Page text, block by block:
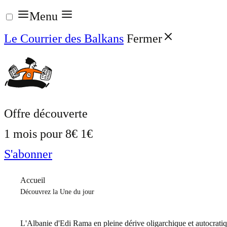
Aller
au
contenu
Menu
Le Courrier des Balkans Fermer
Offre découverte
1 mois pour 8€ 1€
S'abonner
Accueil
Découvrez la Une du jour
L'Albanie d'Edi Rama en pleine dérive oligarchique et